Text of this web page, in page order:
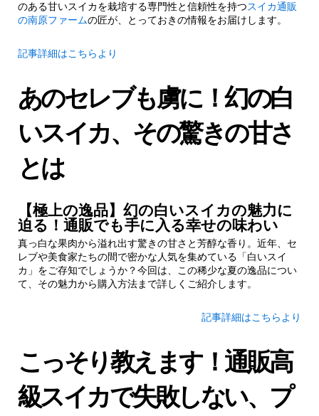
のある甘いスイカを栽培する専門性と信頼性を持つスイカ通販
の南原ファームの匠が、とっておきの情報をお届けします。
記事詳細はこちらより
あのセレブも虜に！幻の白
いスイカ、その驚きの甘さ
とは
【極上の逸品】幻の白いスイカの魅力に
迫る！通販でも手に入る幸せの味わい
真っ白な果肉から溢れ出す驚きの甘さと芳醇な香り。近年、セ
レブや美食家たちの間で密かな人気を集めている「白いスイ
カ」をご存知でしょうか？今回は、この稀少な夏の逸品につい
て、その魅力から購入方法まで詳しくご紹介します。
記事詳細はこちらより
こっそり教えます！通販高
級スイカで失敗しない、プ